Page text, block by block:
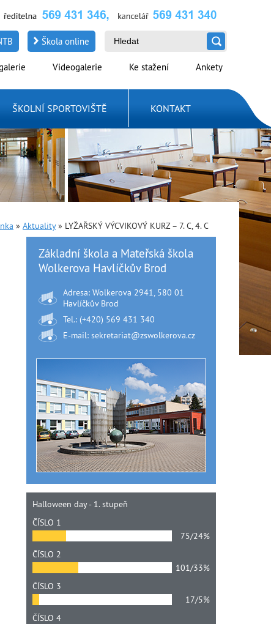
Škola online
Videogalerie Ke stažení Ankety
ŠKOLNÍ SPORTOVIŠTĚ KONTAKT
» Aktuality» LYŽAŘSKÝ VÝCVIKOVÝ KURZ – 7. C, 4. C
Základní škola a Mateřská škola
Wolkerova Havlíčkův Brod
Adresa: Wolkerova 2941, 580 01
Havlíčkův Brod
Tel.: (+420) 569 431 340
E-mail: sekretariat@zswolkerova.cz
Halloween day - 1. stupeň
ČÍSLO 1
75/24%
ČÍSLO 2
101/33%
ČÍSLO 3
17/5%
ČÍSLO 4